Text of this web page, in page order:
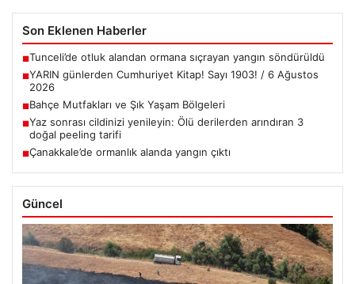
Son Eklenen Haberler
■Tunceli’de otluk alandan ormana sıçrayan yangın söndürüldü
■YARIN günlerden Cumhuriyet Kitap! Sayı 1903! / 6 Ağustos
2026
■Bahçe Mutfakları ve Şık Yaşam Bölgeleri
■Yaz sonrası cildinizi yenileyin: Ölü derilerden arındıran 3
doğal peeling tarifi
■Çanakkale’de ormanlık alanda yangın çıktı
Güncel